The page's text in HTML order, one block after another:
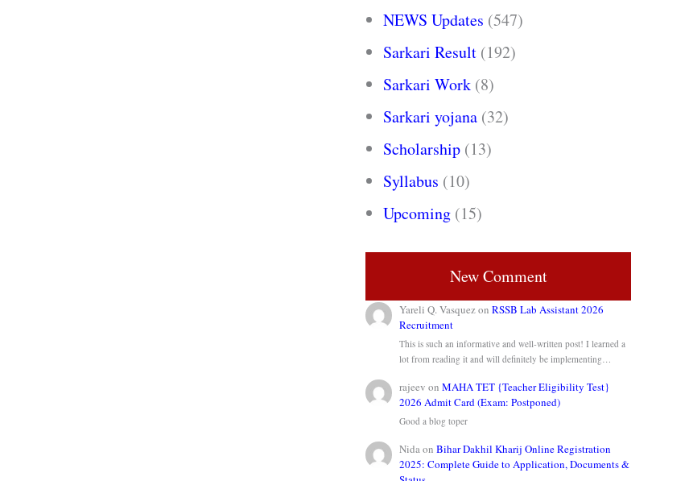
NEWS Updates (547)
Sarkari Result (192)
Sarkari Work (8)
Sarkari yojana (32)
Scholarship (13)
Syllabus (10)
Upcoming (15)
New Comment
Yareli Q. VasquezonRSSB Lab Assistant 2026
Recruitment
This is such an informative and well-written post! I learned a
lot from reading it and will definitely be implementing…
rajeev onMAHA TET {Teacher Eligibility Test}
2026 Admit Card (Exam: Postponed)
Good a blog toper
NidaonBihar Dakhil Kharij Online Registration
2025: Complete Guide to Application, Documents &